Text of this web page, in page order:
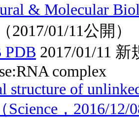
& Molecular
（2017/01/11公開）
PDB 2017/01/11
complex
structure of
Science，2016/12/